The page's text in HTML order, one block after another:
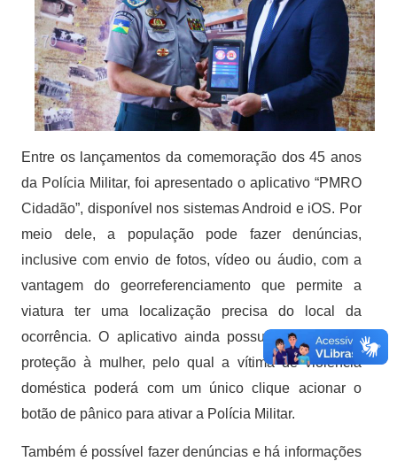
Entre os lançamentos da comemoração dos 45 anos
da Polícia Militar, foi apresentado o aplicativo “PMRO
Cidadão”, disponível nos sistemas Android e iOS. Por
meio dele, a população pode fazer denúncias,
inclusive com envio de fotos, vídeo ou áudio, com a
vantagem do georreferenciamento que permite a
viatura ter uma localização precisa do local da
ocorrência. O aplicativo ainda possui o módulo de
proteção à mulher, pelo qual a vítima de violência
doméstica poderá com um único clique acionar o
botão de pânico para ativar a Polícia Militar.
Também é possível fazer denúncias e há informações